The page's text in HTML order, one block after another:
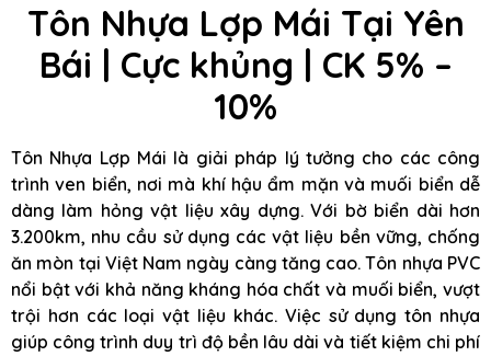
Tôn Nhựa Lợp Mái Tại Yên
Bái | Cực khủng | CK 5% –
10%
Tôn Nhựa Lợp Mái là giải pháp lý tưởng cho các công
trình ven biển, nơi mà khí hậu ẩm mặn và muối biển dễ
dàng làm hỏng vật liệu xây dựng. Với bờ biển dài hơn
3.200km, nhu cầu sử dụng các vật liệu bền vững, chống
ăn mòn tại Việt Nam ngày càng tăng cao. Tôn nhựa PVC
nổi bật với khả năng kháng hóa chất và muối biển, vượt
trội hơn các loại vật liệu khác. Việc sử dụng tôn nhựa
giúp công trình duy trì độ bền lâu dài và tiết kiệm chi phí